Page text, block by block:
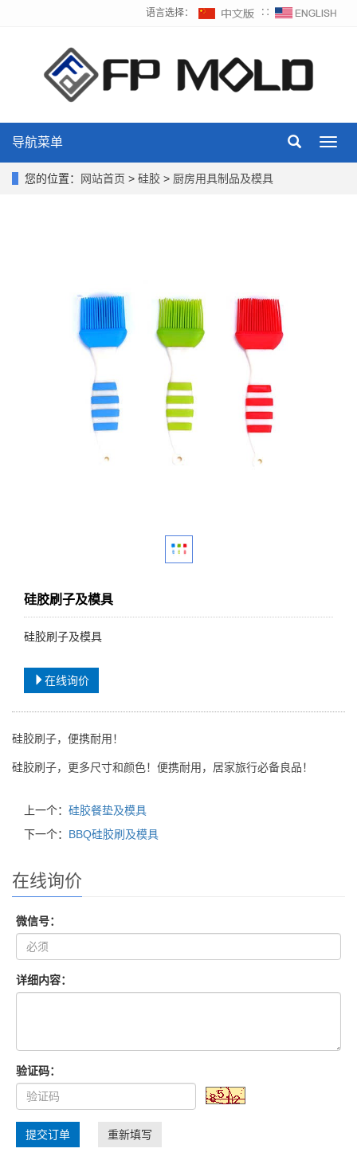
语言选择： ∷
导航菜单
您的位置： 网站首页 > 硅胶 > 厨房用具制品及模具
硅胶刷子及模具
硅胶刷子及模具
在线询价
硅胶刷子，便携耐用！
硅胶刷子，更多尺寸和颜色！便携耐用，居家旅行必备良品！
上一个： 硅胶餐垫及模具
下一个： BBQ硅胶刷及模具
在线询价
微信号：
详细内容：
验证码：
提交订单 重新填写